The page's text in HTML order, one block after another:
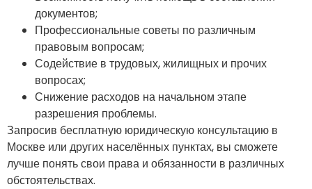
документов;
Профессиональные советы по различным
правовым вопросам;
Содействие в трудовых, жилищных и прочих
вопросах;
Снижение расходов на начальном этапе
разрешения проблемы.
Запросив бесплатную юридическую консультацию в
Москве или других населённых пунктах, вы сможете
лучше понять свои права и обязанности в различных
обстоятельствах.